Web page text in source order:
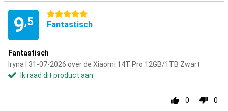
9,5
5 sterren
Fantastisch
Fantastisch
Iryna | 31-07-2026 over de Xiaomi 14T Pro 12GB/1TB Zwart
Ik raad dit product aan
0 0